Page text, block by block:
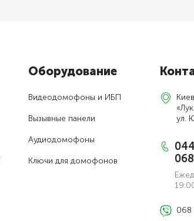
Оборудование
Видеодомофоны и ИБП
Вызывные панели
Аудиодомофоны
Ключи для домофонов
ул.
068